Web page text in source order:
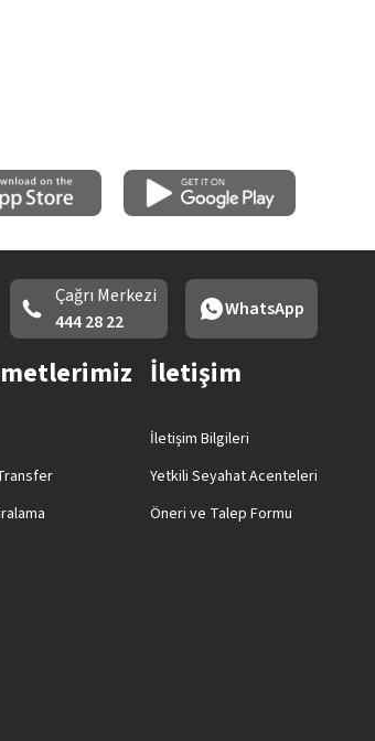
Çağrı Merkezi
444 28 22
WhatsApp
İletişim
İletişim Bilgileri
Yetkili Seyahat Acenteleri
Öneri ve Talep Formu